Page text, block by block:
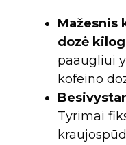
Mažesnis
dozė
paaugliui
kofeino
Tyrimai